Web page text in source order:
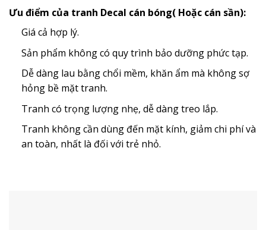
Ưu điểm của tranh Decal cán bóng( Hoặc cán sần):
Giá cả hợp lý.
Sản phẩm không có quy trình bảo dưỡng phức tạp.
Dễ dàng lau bằng chổi mềm, khăn ẩm mà không sợ
hỏng bề mặt tranh.
Tranh có trọng lượng nhẹ, dễ dàng treo lắp.
Tranh không cần dùng đến mặt kính, giảm chi phí và
an toàn, nhất là đối với trẻ nhỏ.